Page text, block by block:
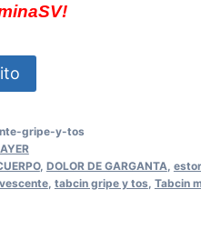
gripe-y-tos
, DOLOR DE GARGANTA
, tabcin gripe y tos Tabcin